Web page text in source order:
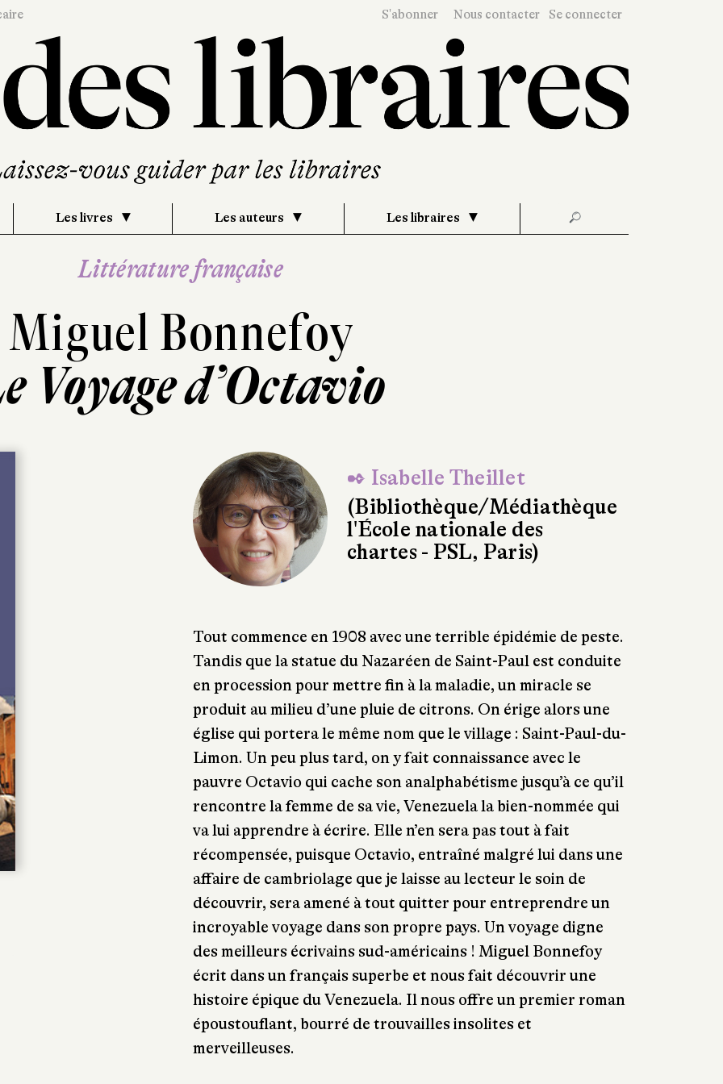
S'abonner Nous contacter Se connecter
Les livres Les auteurs Les libraires 🔎
Littérature française
Miguel Bonnefoy
Voyage d’Octavio
✒ Isabelle Theillet
(Bibliothèque/Médiathèque
l'École nationale des
chartes - PSL, Paris)
Tout commence en 1908 avec une terrible épidémie de peste.
Tandis que la statue du Nazaréen de Saint-Paul est conduite
en procession pour mettre fin à la maladie, un miracle se
produit au milieu d’une pluie de citrons. On érige alors une
église qui portera le même nom que le village : Saint-Paul-du-
Limon. Un peu plus tard, on y fait connaissance avec le
pauvre Octavio qui cache son analphabétisme jusqu’à ce qu’il
rencontre la femme de sa vie, Venezuela la bien-nommée qui
va lui apprendre à écrire. Elle n’en sera pas tout à fait
récompensée, puisque Octavio, entraîné malgré lui dans une
affaire de cambriolage que je laisse au lecteur le soin de
découvrir, sera amené à tout quitter pour entreprendre un
incroyable voyage dans son propre pays. Un voyage digne
des meilleurs écrivains sud-américains ! Miguel Bonnefoy
écrit dans un français superbe et nous fait découvrir une
histoire épique du Venezuela. Il nous offre un premier roman
époustouflant, bourré de trouvailles insolites et
merveilleuses.